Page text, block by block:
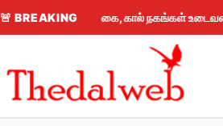
🚨BREAKINGகை, கால் நகங்கள் உடைவதைத்